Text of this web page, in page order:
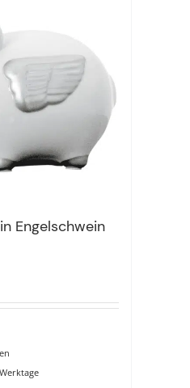
Engelschwein